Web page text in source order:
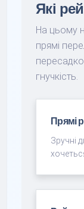
Які
На цьому
прямі
гнучкість.
Прямі
Зручні